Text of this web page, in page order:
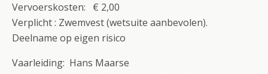
Vervoerskosten: € 2,00
Verplicht : Zwemvest (wetsuite aanbevolen).
Deelname op eigen risico
Vaarleiding: Hans Maarse